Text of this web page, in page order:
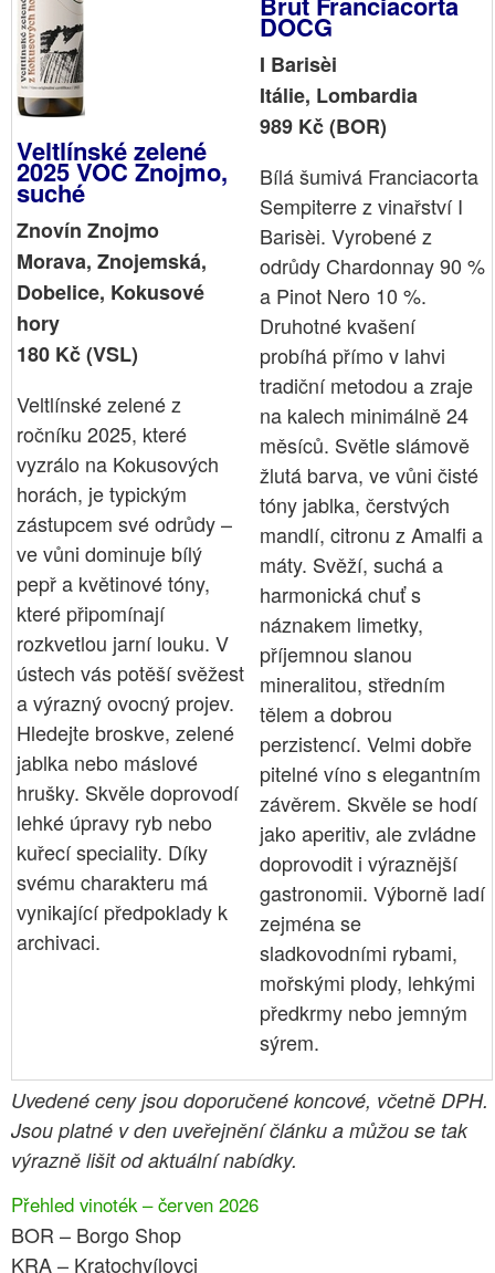
Veltlínské zelené
2025 VOC Znojmo,
suché
Znovín Znojmo
Morava, Znojemská,
Dobelice, Kokusové
hory
180 Kč (VSL)
Veltlínské zelené z
ročníku 2025, které
vyzrálo na Kokusových
horách, je typickým
zástupcem své odrůdy –
ve vůni dominuje bílý
pepř a květinové tóny,
které připomínají
rozkvetlou jarní louku. V
ústech vás potěší svěžest
a výrazný ovocný projev.
Hledejte broskve, zelené
jablka nebo máslové
hrušky. Skvěle doprovodí
lehké úpravy ryb nebo
kuřecí speciality. Díky
svému charakteru má
vynikající předpoklady k
archivaci.
DOCG
I Barisèi
Itálie, Lombardia
989 Kč (BOR)
Bílá šumivá Franciacorta
Sempiterre z vinařství I
Barisèi. Vyrobené z
odrůdy Chardonnay 90 %
a Pinot Nero 10 %.
Druhotné kvašení
probíhá přímo v lahvi
tradiční metodou a zraje
na kalech minimálně 24
měsíců. Světle slámově
žlutá barva, ve vůni čisté
tóny jablka, čerstvých
mandlí, citronu z Amalfi a
máty. Svěží, suchá a
harmonická chuť s
náznakem limetky,
příjemnou slanou
mineralitou, středním
tělem a dobrou
perzistencí. Velmi dobře
pitelné víno s elegantním
závěrem. Skvěle se hodí
jako aperitiv, ale zvládne
doprovodit i výraznější
gastronomii. Výborně ladí
zejména se
sladkovodními rybami,
mořskými plody, lehkými
předkrmy nebo jemným
sýrem.
Uvedené ceny jsou doporučené koncové, včetně DPH.
Jsou platné v den uveřejnění článku a můžou se tak
výrazně lišit od aktuální nabídky.
Přehled vinoték – červen 2026
BOR – Borgo Shop
KRA – Kratochvílovci